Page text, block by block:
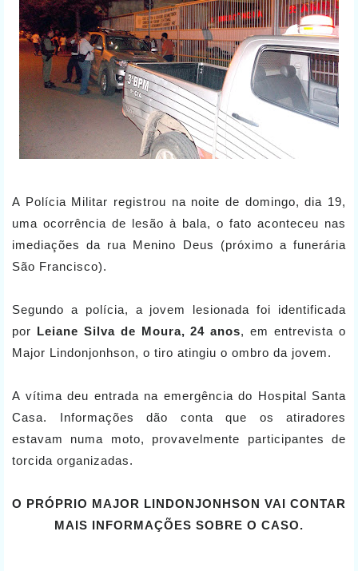
A Polícia Militar registrou na noite de domingo, dia 19,
uma ocorrência de lesão à bala, o fato aconteceu nas
imediações da rua Menino Deus (próximo a funerária
São Francisco).
Segundo a polícia, a jovem lesionada foi identificada
por Leiane Silva de Moura, 24 anos, em entrevista o
Major Lindonjonhson, o tiro atingiu o ombro da jovem.
A vítima deu entrada na emergência do Hospital Santa
Casa. Informações dão conta que os atiradores
estavam numa moto, provavelmente participantes de
torcida organizadas.
O PRÓPRIO MAJOR LINDONJONHSON VAI CONTAR
MAIS INFORMAÇÕES SOBRE O CASO.